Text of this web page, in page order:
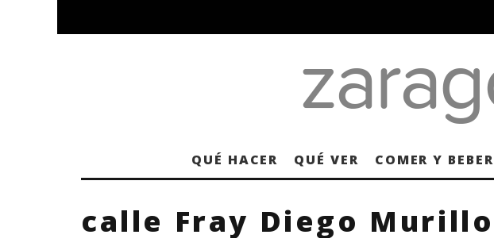
QUÉ HACER QUÉ VER COMER Y BEBER
calle Fray Diego Murillo